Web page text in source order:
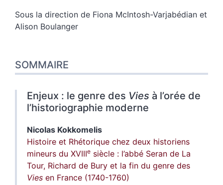
Sous la direction de Fiona McIntosh-Varjabédian et
Alison Boulanger
SOMMAIRE
Enjeux : le genre des Vies à l’orée de
l’historiographie moderne
Nicolas Kokkomelis
Histoire et Rhétorique chez deux historiens
mineurs du XVIIIe siècle : l’abbé Seran de La
Tour, Richard de Bury et la fin du genre des
Vies en France (1740-1760)